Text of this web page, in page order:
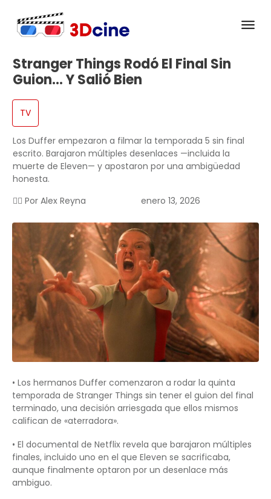
Stranger Things Rodó El Final Sin
Guion… Y Salió Bien
TV
Los Duffer empezaron a filmar la temporada 5 sin final
escrito. Barajaron múltiples desenlaces —incluida la
muerte de Eleven— y apostaron por una ambigüedad
honesta.
✍🏻 Por Alex Reyna enero 13, 2026
• Los hermanos Duffer comenzaron a rodar la quinta
temporada de Stranger Things sin tener el guion del final
terminado, una decisión arriesgada que ellos mismos
califican de «aterradora».
• El documental de Netflix revela que barajaron múltiples
finales, incluido uno en el que Eleven se sacrificaba,
aunque finalmente optaron por un desenlace más
ambiguo.